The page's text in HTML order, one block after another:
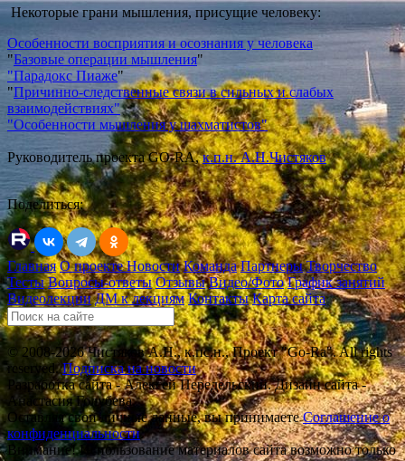
Некоторые грани мышления, присущие человеку:
Особенности восприятия и осознания у человека
"Базовые операции мышления"
"Парадокс Пиаже"
"Причинно-следственные связи в сильных и слабых
взаимодействиях"
"Особенности мышления у шахматистов"
Руководитель проекта GO-RA,к.п.н. А.Н.Чистяков
Поделиться:
Главная О проектеНовости Команда Партнеры Творчество
Тесты Вопросы-ответы Отзывы Видео/Фото График занятий
Видеолекции ДМ к лекциям Контакты Карта сайта
© 2008-2026 Чистяков А.Н., к.пс.н., Проект "Go-Ra". All rights
reserved.Подписка на новости
Разработка сайта - Алексей Передельский. Дизайн сайта -
Анастасия Голубева.
Оставляя свои личные данные, вы принимаетеСоглашение о
конфиденциальности.
Внимание! Использование материалов сайта возможно только